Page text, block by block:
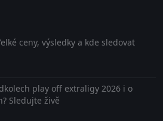
ceny, výsledky a kde sledovat
play off extraligy 2026 i o
Sledujte živě